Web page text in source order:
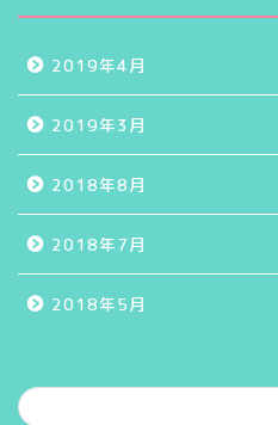
2019年4月
2019年3月
2018年8月
2018年7月
2018年5月